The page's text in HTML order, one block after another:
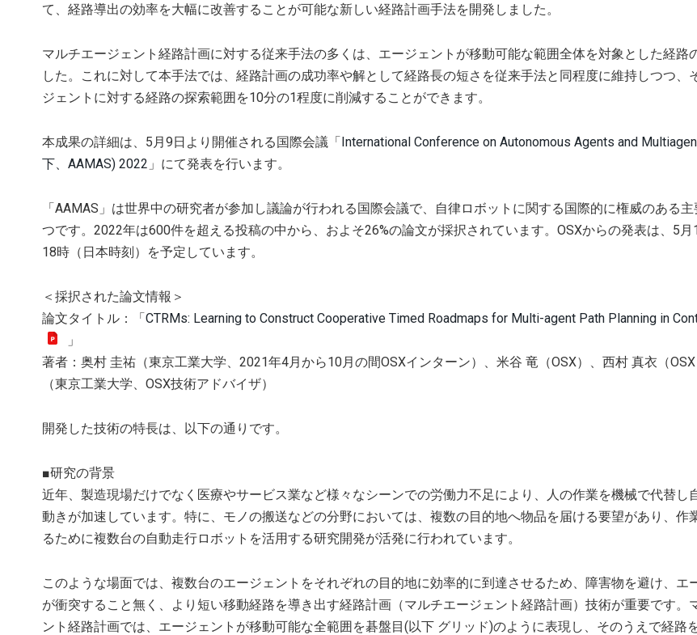
て、経路導出の効率を大幅に改善することが可能な新しい経路計画手法を開発しました。
マルチエージェント経路計画に対する従来手法の多くは、エージェントが移動可能な範囲全体を対象とした経路
した。これに対して本手法では、経路計画の成功率や解として経路長の短さを従来手法と同程度に維持しつつ、
ジェントに対する経路の探索範囲を10分の1程度に削減することができます。
本成果の詳細は、5月9日より開催される国際会議「International Conference on Autonomous Agents and
下、AAMAS) 2022 」にて発表を行います。
「AAMAS」は世界中の研究者が参加し議論が行われる国際会議で、自律ロボットに関する国際的に権威のある
つです。2022年は600件を超える投稿の中から、およそ26%の論文が採択されています。OSXからの発表は、5
18時（日本時刻）を予定しています。
＜採択された論文情報＞
論文タイトル：「CTRMs: Learning to Construct Cooperative Timed Roadmaps for Multi-agent Path Planning in
」
著者：奥村 圭祐（東京工業大学、2021年4月から10月の間OSXインターン）、米谷 竜（OSX）、西村 真衣（
（東京工業大学、OSX技術アドバイザ）
開発した技術の特長は、以下の通りです。
■研究の背景
近年、製造現場だけでなく医療やサービス業など様々なシーンでの労働力不足により、人の作業を機械で代替し
動きが加速しています。特に、モノの搬送などの分野においては、複数の目的地へ物品を届ける要望があり、作
るために複数台の自動走行ロボットを活用する研究開発が活発に行われています。
このような場面では、複数台のエージェントをそれぞれの目的地に効率的に到達させるため、障害物を避け、エ
が衝突すること無く、より短い移動経路を導き出す経路計画（マルチエージェント経路計画）技術が重要です。
ント経路計画では、エージェントが移動可能な全範囲を碁盤目(以下 グリッド)のように表現し、そのうえで経路